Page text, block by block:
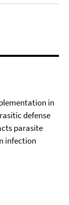
in
defense
parasite
infection